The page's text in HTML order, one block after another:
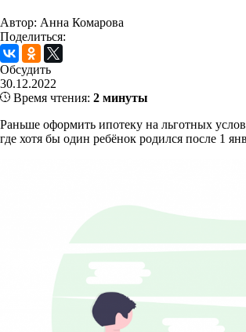
Автор: Анна Комарова
Поделиться:
Обсудить
30.12.2022
Время чтения: 2 минуты
Раньше оформить ипотеку на льготных
где хотя бы один ребёнок родился после 1